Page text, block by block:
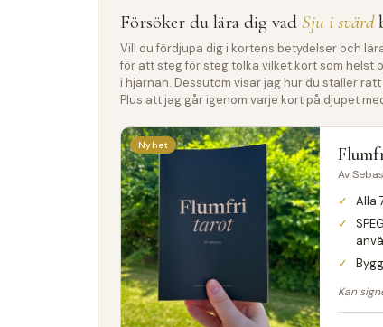
Försöker du lära dig vad Sju i svärd
Vill du fördjupa dig i kortens betydelser och
för att steg för steg tolka vilket kort som helst
i hjärnan. Dessutom visar jag hur du ställer
Plus att jag går igenom varje kort på djupet
Nyhet
Av
Alla
Kan